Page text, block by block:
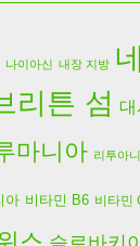
나이아신 내장 지방
리튼 섬 대
마니아 리투아
아 비타민 B6 비타민